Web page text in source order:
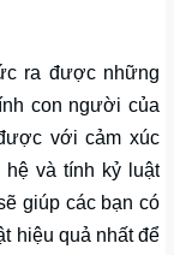
ra được những
con người của
với cảm xúc
và tính kỷ luật
giúp các bạn có
hiệu quả nhất để